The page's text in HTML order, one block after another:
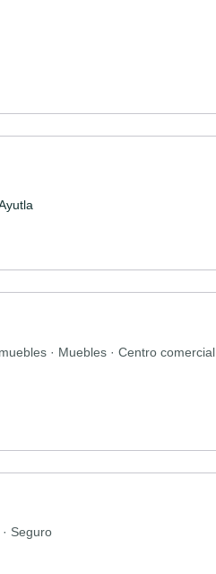
· Muebles · Centro comercial
Seguro